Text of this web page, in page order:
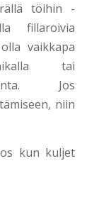
töihin -
fillaroivia
vaikkapa
tai
Jos
niin
kun kuljet